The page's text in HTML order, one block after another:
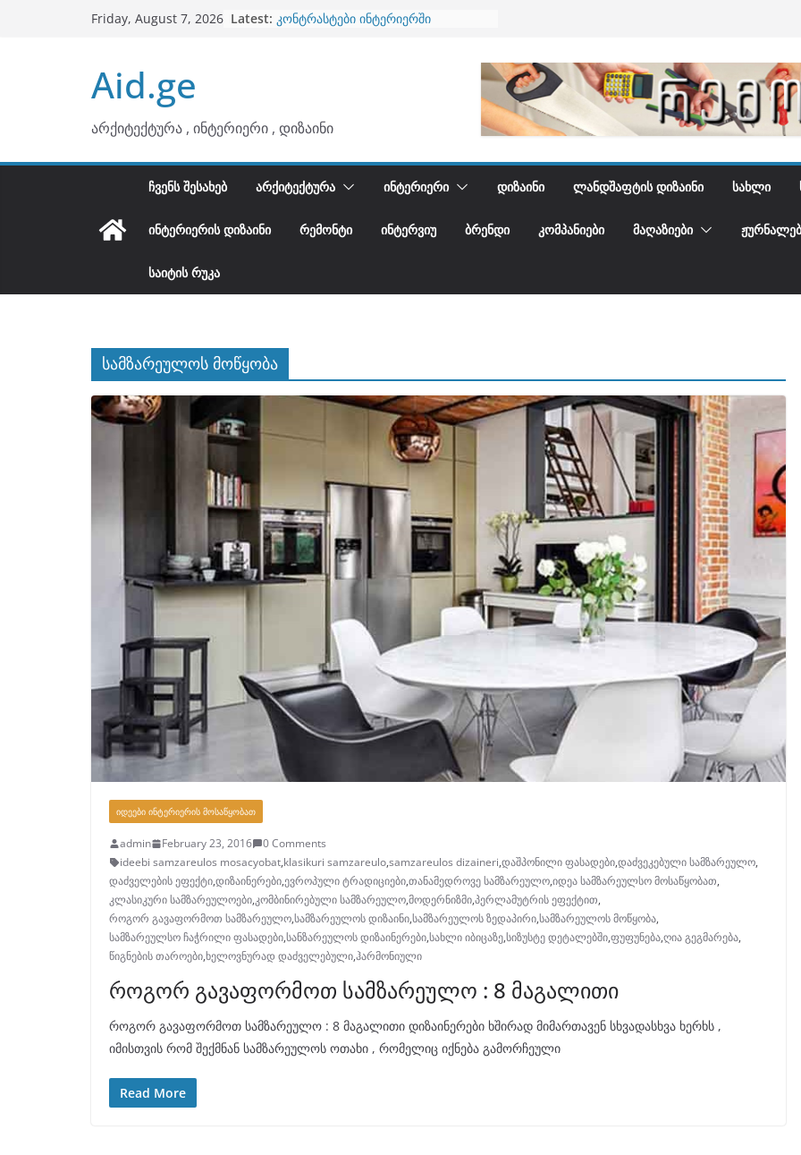
Friday, August 7, 2026 Latest: კონტრასტები ინტერიერში
Aid.ge
არქიტექტურა , ინტერიერი , დიზაინი
ᲩᲕᲔᲜᲡ ᲨᲔᲡᲐᲮᲔᲑ ᲐᲠᲥᲘᲢᲔᲥᲢᲣᲠᲐ ᲘᲜᲢᲔᲠᲘᲔᲠᲘ ᲓᲘᲖᲐᲘᲜᲘ ᲚᲐᲜᲓᲨᲐᲤᲢᲘᲡ ᲓᲘᲖᲐᲘᲜᲘ ᲡᲐᲮᲚᲘ
ᲘᲜᲢᲔᲠᲘᲔᲠᲘᲡ ᲓᲘᲖᲐᲘᲜᲘ ᲠᲔᲛᲝᲜᲢᲘ ᲘᲜᲢᲔᲠᲕᲘᲣ ᲑᲠᲔᲜᲓᲘ ᲙᲝᲛᲞᲐᲜᲘᲔᲑᲘ ᲛᲐᲦᲐᲖᲘᲔᲑᲘ
ᲡᲐᲘᲢᲘᲡ ᲠᲣᲙᲐ
სამზარეულოს მოწყობა
ᲘᲓᲔᲔᲑᲘ ᲘᲜᲢᲔᲠᲘᲔᲠᲘᲡ ᲛᲝᲡᲐᲬᲧᲝᲑᲐᲗ
admin February 23, 2016
0 Comments
ideebi samzareulos mosacyobat,klasikuri samzareulo,samzareulos dizaineri,დაშპონილი ფასადები,დაძვეკებული სამზარეულო,
დაძველების ეფექტი,დიზაინერები,ევროპული ტრადიციები,თანამედროვე სამზარეულო,იდეა სამზარეულსო მოსაწყობათ,
კლასიკური სამზარეულოები,კომბინირებული სამზარეულო,მოდერნიზმი,პერლამუტრის ეფექტით,
როგორ გავაფორმოთ სამზარეულო,სამზარეულოს დიზაინი,სამზარეულოს ზედაპირი,სამზარეულოს მოწყობა,
სამზარეულსო ჩაჭრილი ფასადები,სანზარეულოს დიზაინერები,სახლი იბიცაზე,სიზუსტე დეტალებში,ფუფუნება,ღია გეგმარება,
წიგნების თაროები,ხელოვნურად დაძველებული,ჰარმონიული
როგორ გავაფორმოთ სამზარეულო : 8 მაგალითი
როგორ გავაფორმოთ სამზარეულო : 8 მაგალითი დიზაინერები ხშირად მიმართავენ სხვადასხვა ხერხს ,
იმისთვის რომ შექმნან სამზარეულოს ოთახი , რომელიც იქნება გამორჩეული
Read More